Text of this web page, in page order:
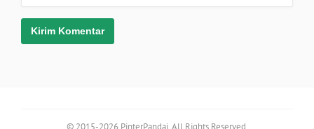
© 2015-2026 PinterPandai. All Rights Reserved.